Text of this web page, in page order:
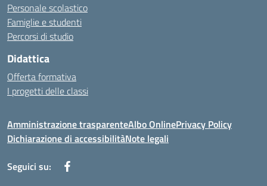
Personale scolastico
Famiglie e studenti
Percorsi di studio
Didattica
Offerta formativa
I progetti delle classi
Amministrazione trasparenteAlbo OnlinePrivacy Policy
Dichiarazione di accessibilitàNote legali
Seguici su: